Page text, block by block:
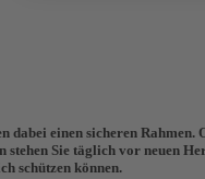
dabei einen sicheren
Sie täglich vor neuen
schützen können.